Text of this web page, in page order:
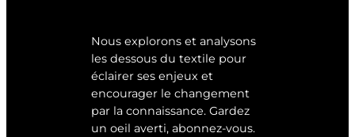
Nous explorons et analysons
les dessous du textile pour
éclairer ses enjeux et
encourager le changement
par la connaissance. Gardez
un oeil averti, abonnez-vous.